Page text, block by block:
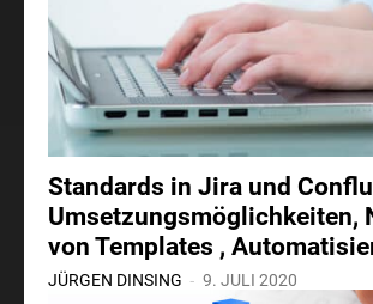
Standards in Jira und
Umsetzungsmöglichkeiten,
von Templates ,
JÜRGEN DINSING - 9. JULI 2020